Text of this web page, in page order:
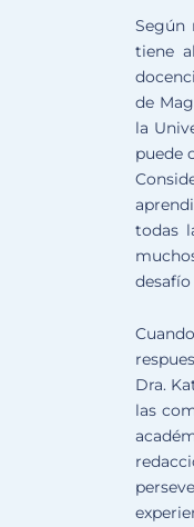
Según
tiene
de
la
puede
todas
Dra.
las